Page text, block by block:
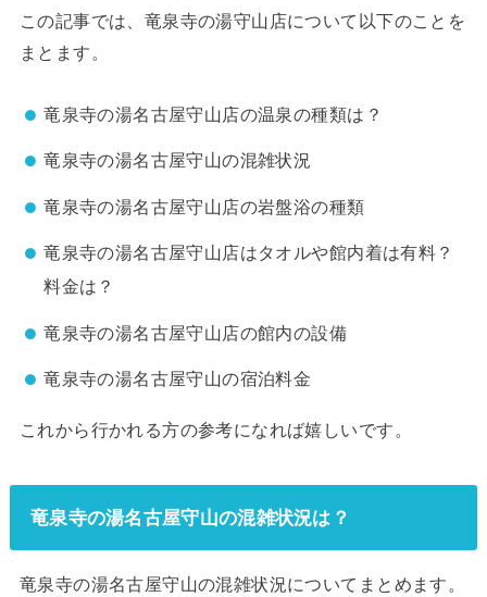
この記事では、竜泉寺の湯守山店について以下のことを
まとます。
竜泉寺の湯名古屋守山店の温泉の種類は？
竜泉寺の湯名古屋守山の混雑状況
竜泉寺の湯名古屋守山店の岩盤浴の種類
竜泉寺の湯名古屋守山店はタオルや館内着は有料？
料金は？
竜泉寺の湯名古屋守山店の館内の設備
竜泉寺の湯名古屋守山の宿泊料金
これから行かれる方の参考になれば嬉しいです。
竜泉寺の湯名古屋守山の混雑状況は？
竜泉寺の湯名古屋守山の混雑状況についてまとめます。